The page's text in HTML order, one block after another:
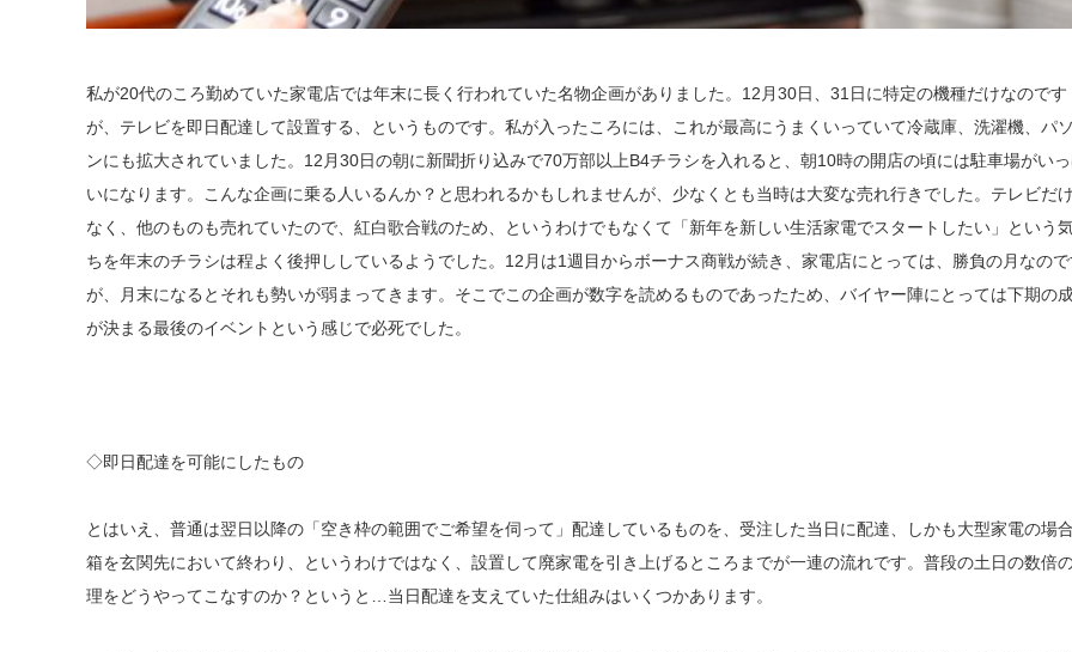
私が20代のころ勤めていた家電店では年末に長く行われていた名物企画がありました。12月30日、31日に特定の機種だけなのです
が、テレビを即日配達して設置する、というものです。私が入ったころには、これが最高にうまくいっていて冷蔵庫、洗濯機、パ
ンにも拡大されていました。12月30日の朝に新聞折り込みで70万部以上B4チラシを入れると、朝10時の開店の頃には駐車場がい
いになります。こんな企画に乗る人いるんか？と思われるかもしれませんが、少なくとも当時は大変な売れ行きでした。テレビだ
なく、他のものも売れていたので、紅白歌合戦のため、というわけでもなくて「新年を新しい生活家電でスタートしたい」という
ちを年末のチラシは程よく後押ししているようでした。12月は1週目からボーナス商戦が続き、家電店にとっては、勝負の月なので
が、月末になるとそれも勢いが弱まってきます。そこでこの企画が数字を読めるものであったため、バイヤー陣にとっては下期の
が決まる最後のイベントという感じで必死でした。
◇即日配達を可能にしたもの
とはいえ、普通は翌日以降の「空き枠の範囲でご希望を伺って」配達しているものを、受注した当日に配達、しかも大型家電の場合
箱を玄関先において終わり、というわけではなく、設置して廃家電を引き上げるところまでが一連の流れです。普段の土日の数倍
理をどうやってこなすのか？というと…当日配達を支えていた仕組みはいくつかあります。